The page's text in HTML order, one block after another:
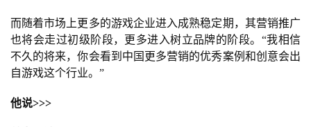
而随着市场上更多的游戏企业进入成熟稳定期，其营销推广
也将会走过初级阶段，更多进入树立品牌的阶段。“我相信
不久的将来，你会看到中国更多营销的优秀案例和创意会出
自游戏这个行业。”
他说>>>